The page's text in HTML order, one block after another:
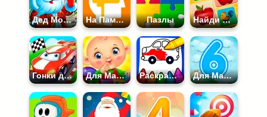
Дед Мороз На Память Пазлы Найди Пару
Гонки для Детей Для Малышей Раскраски для Мальчиков Для Мальчиков 6 лет